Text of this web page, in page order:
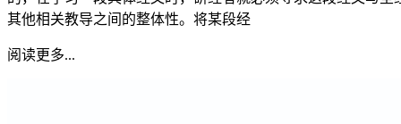
其他相关教导之间的整体性。将某段经
阅读更多...